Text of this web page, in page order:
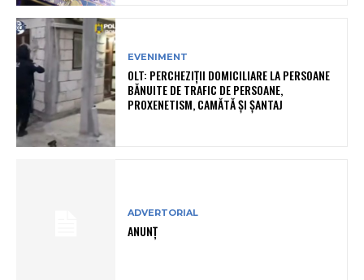
EVENIMENT
OLT: PERCHEZIŢII DOMICILIARE LA PERSOANE
BĂNUITE DE TRAFIC DE PERSOANE,
PROXENETISM, CAMĂTĂ ŞI ŞANTAJ
ADVERTORIAL
ANUNȚ